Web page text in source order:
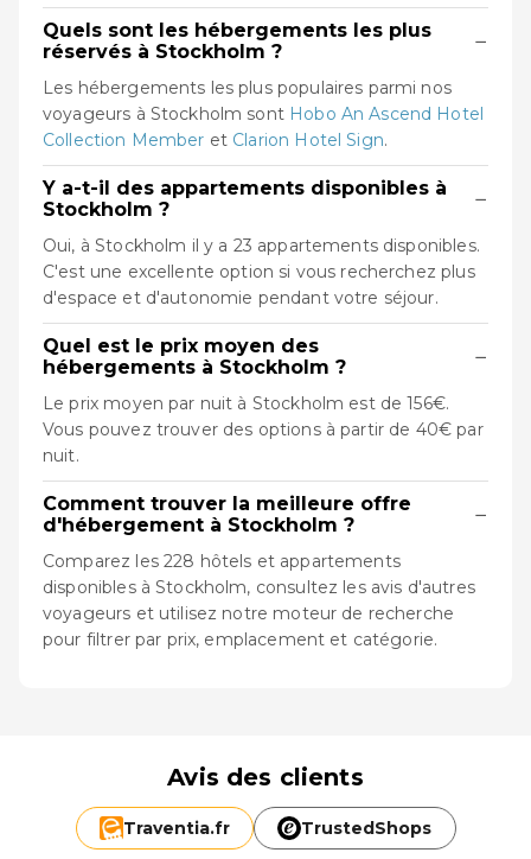
Quels sont les hébergements les plus
réservés à Stockholm ?
−
Les hébergements les plus populaires parmi nos
voyageurs à Stockholm sont Hobo An Ascend Hotel
Collection Member et Clarion Hotel Sign.
Y a-t-il des appartements disponibles à
Stockholm ?
−
Oui, à Stockholm il y a 23 appartements disponibles.
C'est une excellente option si vous recherchez plus
d'espace et d'autonomie pendant votre séjour.
Quel est le prix moyen des
hébergements à Stockholm ?
−
Le prix moyen par nuit à Stockholm est de 156€.
Vous pouvez trouver des options à partir de 40€ par
nuit.
Comment trouver la meilleure offre
d'hébergement à Stockholm ?
−
Comparez les 228 hôtels et appartements
disponibles à Stockholm, consultez les avis d'autres
voyageurs et utilisez notre moteur de recherche
pour filtrer par prix, emplacement et catégorie.
Avis des clients
Traventia.fr TrustedShops